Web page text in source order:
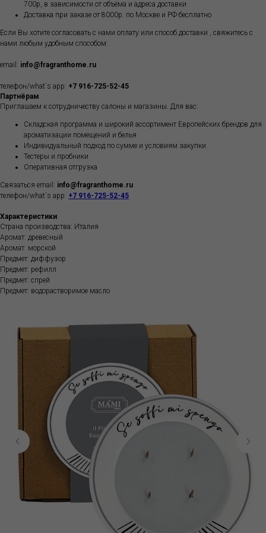
700р, в зависимости от объёма и адреса доставки
Доставка при заказе от 8000р. по Москве и РФ бесплатно
Если Вы хотите согласовать с нами оплату или способ доставки , свяжитесь с
нами любым удобным способом:
email: info@fragranthome.ru
телефон/what`s app: +7 916-725-52-45
Партнёрам
Приглашаем к сотрудничеству салоны и магазины. Для вас:
Складская программа и широкий ассортимент Европейских брендов для
ароматизации помещений и белья
Индивидуальный подход по сумме и условиям закупки
Тестеры и пробники
Оперативная отгрузка
Связаться email: info@fragranthome.ru
телефон/what`s app: +7 916-725-52-45
Характеристики
Страна производства: Италия
Аромат: древесный
Аромат: морской
Предмет: диффузор
Предмет: рефилл
Предмет: спрей
Предмет: водорастворимое масло